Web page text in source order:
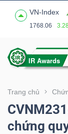
VN-Index
1768.06
Trang chủ
chứng
Tính
(-)
VIETSTOCK
CHỨNG